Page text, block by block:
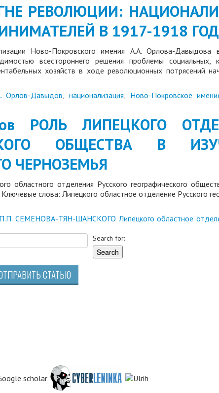
РЕВОЛЮЦИИ:
В 1917-1918
Ново-Покровского имения А.А. Орлова-Давыдова
всестороннего решения проблемы социальных,
хозяйств в ходе революционных потрясений
Орлов-Давыдов,национализация, Ново-Покровское
РОЛЬ ЛИПЕЦКОГО
ОБЩЕСТВА В
ЧЕРНОЗЕМЬЯ
областного отделения Русского географического
слова: Липецкого областное отделение Русского
СЕМЕНОВА-ТЯН-ШАНСКОГО Липецкого областное
Search for:
СТАТЬЮ